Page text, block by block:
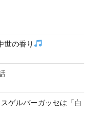
世の香り
ゲルバーガッセは「白